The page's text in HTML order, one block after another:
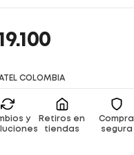
.100
COLOMBIA
y
Retiros en
tiendas
Compra
segura